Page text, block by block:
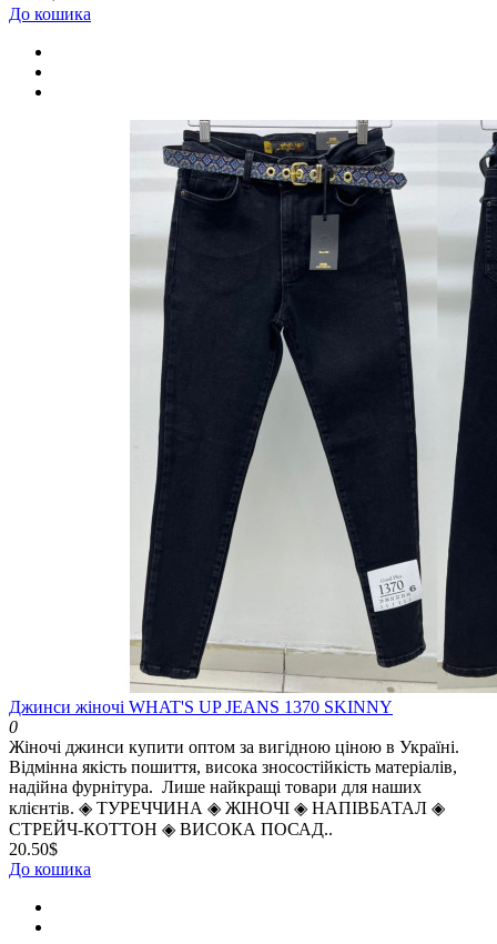
До кошика
Джинси жіночі WHAT'S UP JEANS 1370 SKINNY
0
Жіночі джинси купити оптом за вигідною ціною в Україні.
Відмінна якість пошиття, висока зносостійкість матеріалів,
надійна фурнітура. Лише найкращі товари для наших
клієнтів. ◈️ ТУРЕЧЧИНА ◈️ ЖІНОЧІ ◈️ НАПІВБАТАЛ ◈️
СТРЕЙЧ-КОТТОН ◈️ ВИСОКА ПОСАД..
20.50$
До кошика